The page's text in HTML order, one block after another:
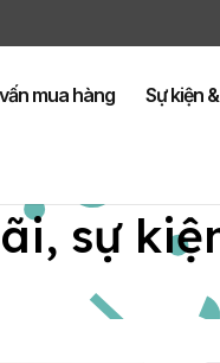
mua hàng Sự kiện
sự